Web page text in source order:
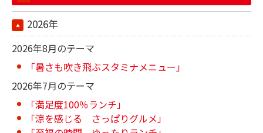
2026年
2026年8月のテーマ
「暑さも吹き飛ぶスタミナメニュー」
2026年7月のテーマ
「満足度100％ランチ」
「涼を感じる さっぱりグルメ」